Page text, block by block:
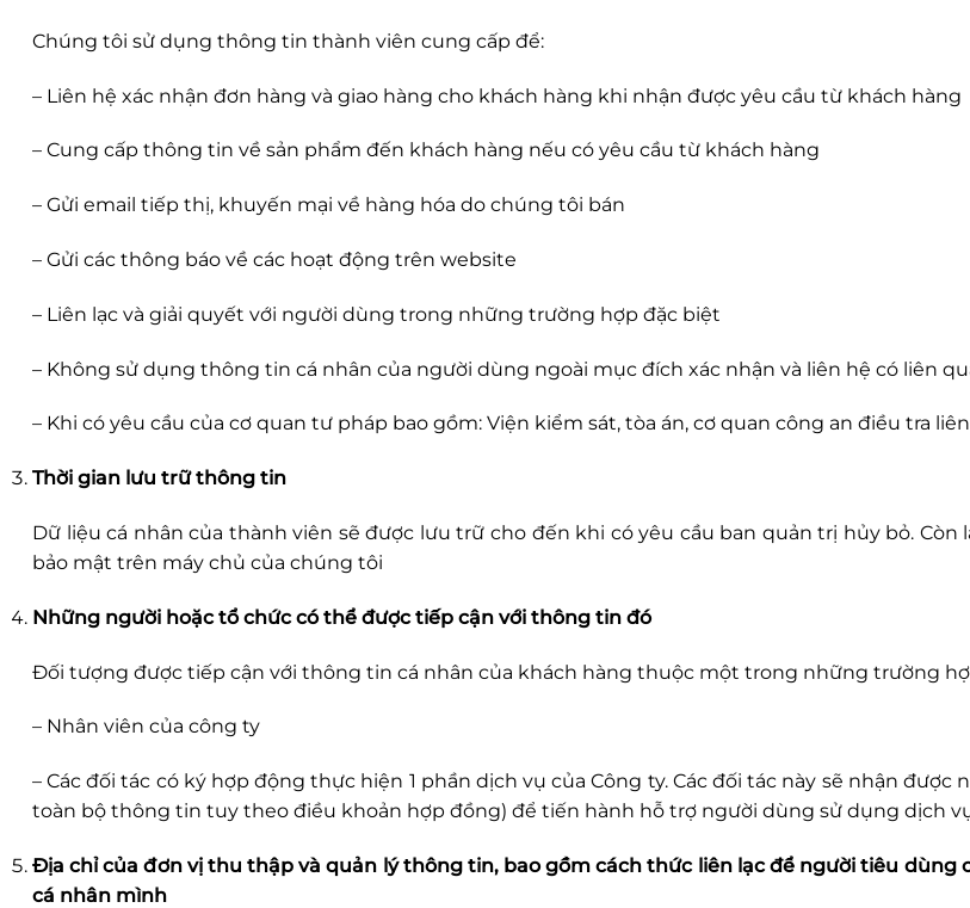
Chúng tôi sử dụng thông tin thành viên cung cấp để:
– Liên hệ xác nhận đơn hàng và giao hàng cho khách hàng khi nhận được yêu cầu từ khách hàng
– Cung cấp thông tin về sản phẩm đến khách hàng nếu có yêu cầu từ khách hàng
– Gửi email tiếp thị, khuyến mại về hàng hóa do chúng tôi bán
– Gửi các thông báo về các hoạt động trên website
– Liên lạc và giải quyết với người dùng trong những trường hợp đặc biệt
– Không sử dụng thông tin cá nhân của người dùng ngoài mục đích xác nhận và liên hệ có liên
– Khi có yêu cầu của cơ quan tư pháp bao gồm: Viện kiểm sát, tòa án, cơ quan công an điều tra
Thời gian lưu trữ thông tin
Dữ liệu cá nhân của thành viên sẽ được lưu trữ cho đến khi có yêu cầu ban quản trị hủy bỏ.
bảo mật trên máy chủ của chúng tôi
Những người hoặc tổ chức có thể được tiếp cận với thông tin đó
Đối tượng được tiếp cận với thông tin cá nhân của khách hàng thuộc một trong những trường
– Nhân viên của công ty
– Các đối tác có ký hợp động thực hiện 1 phần dịch vụ của Công ty. Các đối tác này sẽ nhận
toàn bộ thông tin tuy theo điều khoản hợp đồng) để tiến hành hỗ trợ người dùng sử dụng dịch
Địa chỉ của đơn vị thu thập và quản lý thông tin, bao gồm cách thức liên lạc để người tiêu
cá nhân mình